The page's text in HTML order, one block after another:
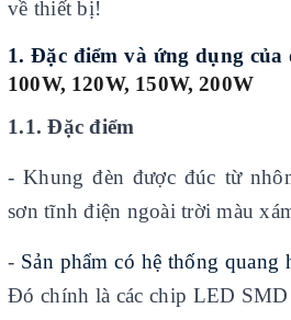
về thiết bị!
1. Đặc điểm và ứng dụng của
100W, 120W, 150W, 200W
1.1. Đặc điểm
- Khung đèn được đúc từ
sơn tĩnh điện ngoài trời màu
- Sản phẩm có hệ thống quang
Đó chính là các chip LED